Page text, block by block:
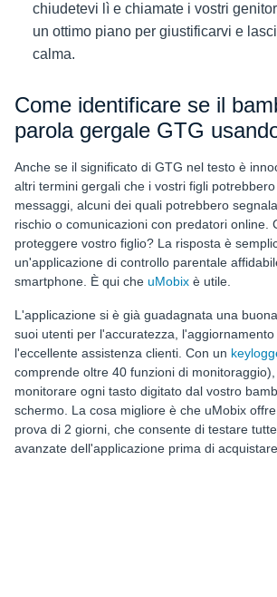
chiudetevi lì e chiamate i vostri
un ottimo piano per giustificarvi e
calma.
Come identificare se il
parola gergale GTG
Anche se il significato di GTG nel testo è
altri termini gergali che i vostri figli
messaggi, alcuni dei quali potrebbero
rischio o comunicazioni con predatori online.
proteggere vostro figlio? La risposta è
un'applicazione di controllo parentale
smartphone. È qui che uMobix è utile.
L'applicazione si è già guadagnata una
suoi utenti per l'accuratezza,
l'eccellente assistenza clienti. Con un
comprende oltre 40 funzioni di
monitorare ogni tasto digitato dal vostro
schermo. La cosa migliore è che uMobix
prova di 2 giorni, che consente di testare
avanzate dell'applicazione prima di acquistare.